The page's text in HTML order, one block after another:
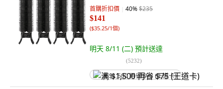
首購折扣價 40%$235
$141
($35.25/1個)
明天 8/11 (二) 預計送達
(5232)
满 $1,500 再省 $75 (王道卡)